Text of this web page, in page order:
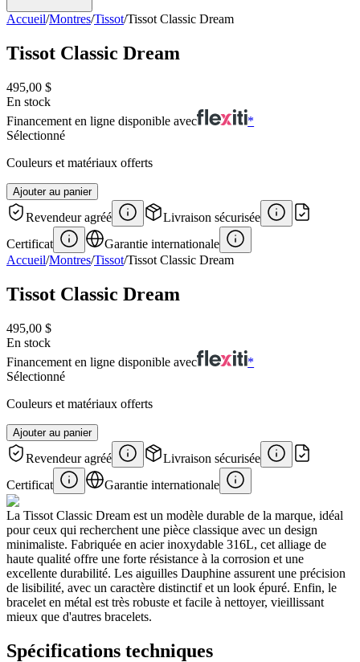
Accueil/Montres/Tissot/Tissot Classic Dream
Tissot Classic Dream
495,00 $
En stock
Financement en ligne disponible avec
*
Sélectionné
Couleurs et matériaux offerts
Ajouter au panier
Revendeur agréé
Livraison sécurisée
Certificat
Garantie internationale
Accueil/Montres/Tissot/Tissot Classic Dream
Tissot Classic Dream
495,00 $
En stock
Financement en ligne disponible avec
*
Sélectionné
Couleurs et matériaux offerts
Ajouter au panier
Revendeur agréé
Livraison sécurisée
Certificat
Garantie internationale
La Tissot Classic Dream est un modèle durable de la marque, idéal
pour ceux qui recherchent une pièce classique avec un design
minimaliste. Fabriquée en acier inoxydable 316L, cet alliage de
haute qualité offre une forte résistance à la corrosion et une
excellente durabilité. Les aiguilles Dauphine assurent une précision
de lisibilité, avec un caractère distinctif et un look épuré. Enfin, le
bracelet en métal est très robuste et facile à nettoyer, vieillissant
mieux que d'autres bracelets.
Spécifications techniques